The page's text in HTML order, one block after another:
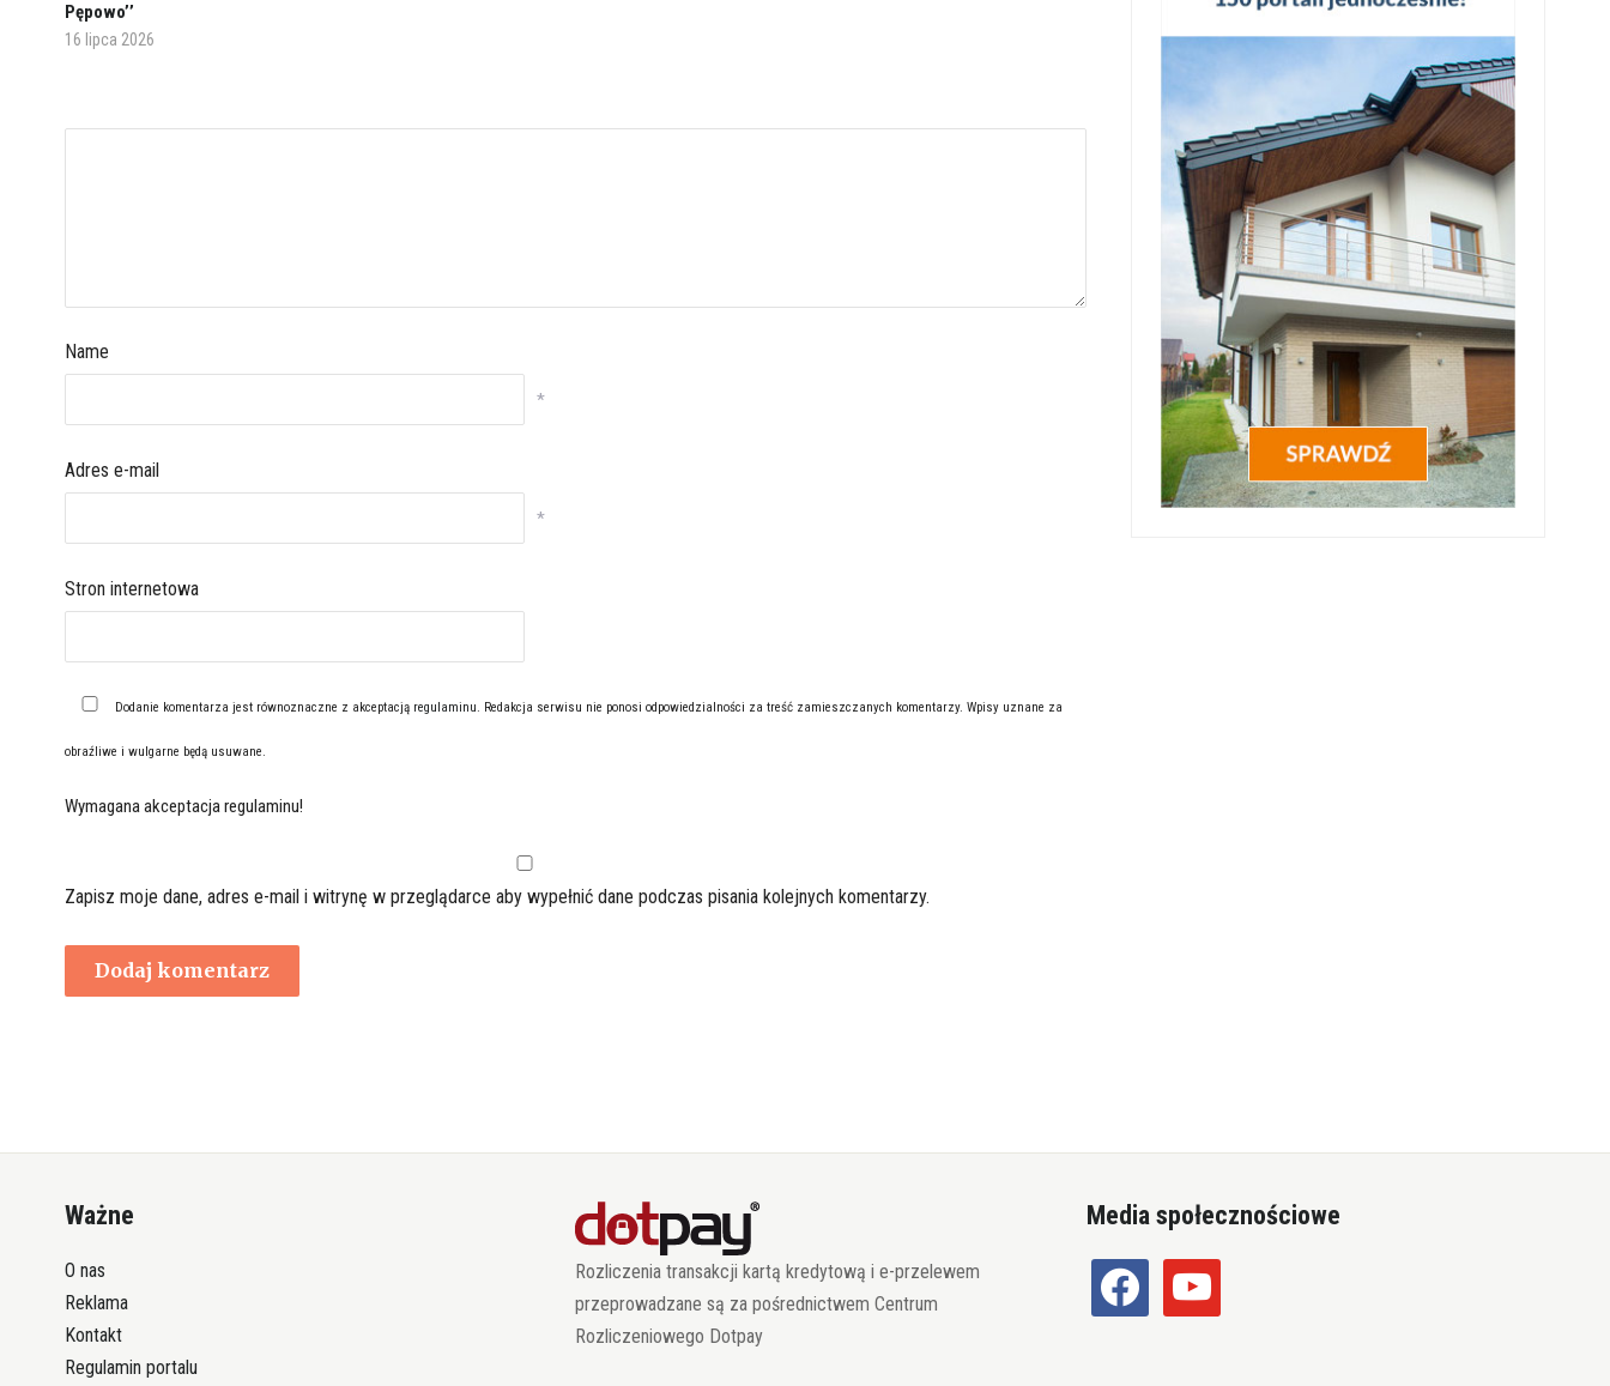
Pępowo’’
16 lipca 2026
Name
*
Adres e-mail
*
Stron internetowa
Dodanie komentarza jest równoznaczne z akceptacją regulaminu. Redakcja serwisu nie ponosi odpowiedzialności za treść zamieszczanych komentarzy. Wpisy uznane za
obraźliwe i wulgarne będą usuwane.
Wymagana akceptacja regulaminu!
Zapisz moje dane, adres e-mail i witrynę w przeglądarce aby wypełnić dane podczas pisania kolejnych komentarzy.
Ważne
O nas
Reklama
Kontakt
Regulamin portalu
Rozliczenia transakcji kartą kredytową i e-przelewem
przeprowadzane są za pośrednictwem Centrum
Rozliczeniowego Dotpay
Media społecznościowe
facebook youtube